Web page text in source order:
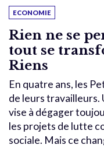
ECONOMIE
Rien ne se
tout se
Riens
En quatre ans, les
de leurs travailleurs.
vise à dégager
les projets de lutte
sociale. Mais ce